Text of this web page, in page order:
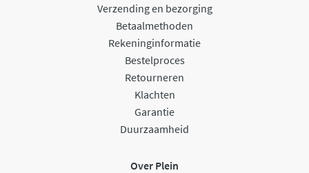
Verzending en bezorging
Betaalmethoden
Rekeninginformatie
Bestelproces
Retourneren
Klachten
Garantie
Duurzaamheid
Over Plein